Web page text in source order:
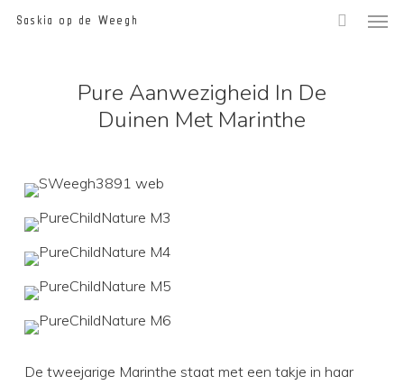
SkipSaskia op de Weegh
Pure Aanwezigheid In De
Duinen Met Marinthe
De tweejarige Marinthe staat met een takje in haar